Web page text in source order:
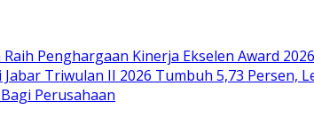
Penghargaan Kinerja Ekselen Award
Jabar Triwulan II 2026 Tumbuh 5,73 Persen,
Perusahaan